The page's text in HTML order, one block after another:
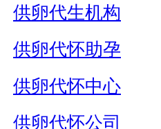
供卵代生机构
供卵代怀助孕
供卵代怀中心
供卵代怀公司